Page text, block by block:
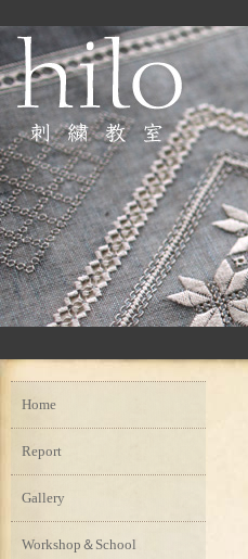
Home
Report
Gallery
Workshop＆School